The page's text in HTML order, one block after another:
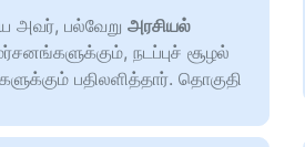
அவர், பல்வேறு அரசியல்
நடப்புச் சூழல்
பதிலளித்தார். தொகுதி